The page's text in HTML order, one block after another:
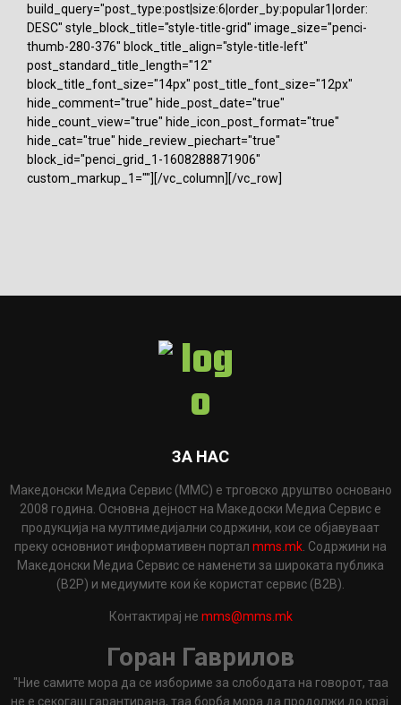
build_query="post_type:post|size:6|order_by:popular1|order:
DESC" style_block_title="style-title-grid" image_size="penci-
thumb-280-376" block_title_align="style-title-left"
post_standard_title_length="12"
block_title_font_size="14px" post_title_font_size="12px"
hide_comment="true" hide_post_date="true"
hide_count_view="true" hide_icon_post_format="true"
hide_cat="true" hide_review_piechart="true"
block_id="penci_grid_1-1608288871906"
custom_markup_1=""][/vc_column][/vc_row]
ЗА НАС
Македонски Медиа Сервис (ММС) е трговско друштво основано
2008 година. Основна дејност на Македоски Медиа Сервис е
продукција на мултимедијални содржини, кои се објавуваат
преку основниот информативен портал mms.mk . Содржини на
Македонски Медиа Сервис се наменети за широката публика
(B2P) и медиумите кои ќе користат сервис (B2B).
Контактирај не mms@mms.mk
Горан Гаврилов
"Ние самите мора да се избориме за слободата на говорот, таа
не е секогаш гарантирана, таа борба мора да продолжи до крај.